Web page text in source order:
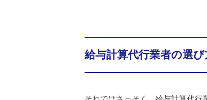
給与計算代行業者の選